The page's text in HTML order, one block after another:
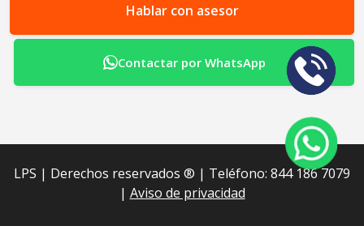
Hablar con asesor
Contactar por WhatsApp
LPS | Derechos reservados ®︎ | Teléfono: 844 186 7079
| Aviso de privacidad